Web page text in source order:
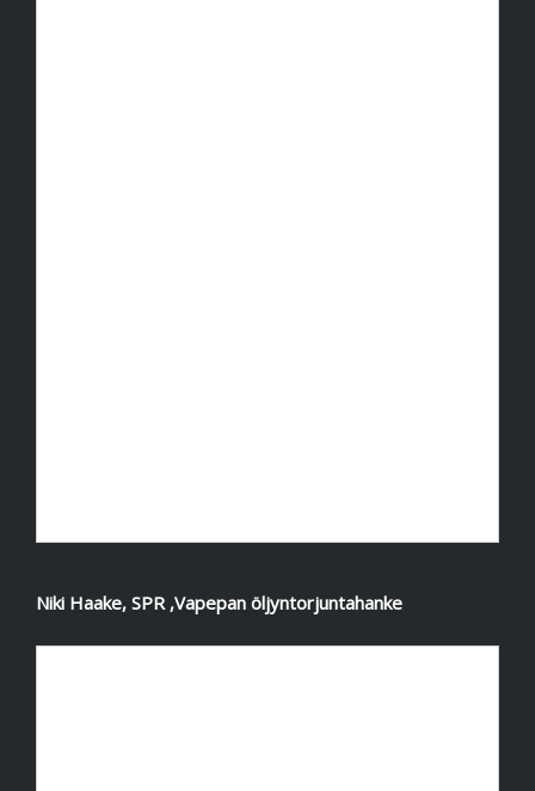
Niki Haake, SPR ,Vapepan öljyntorjuntahanke